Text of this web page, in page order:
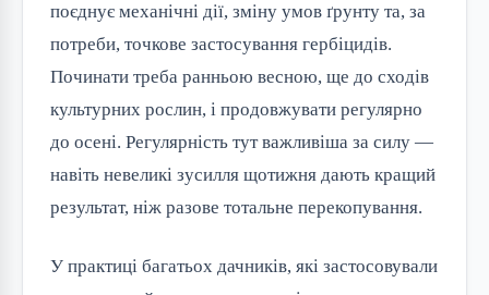
поєднує механічні дії, зміну умов ґрунту та, за
потреби, точкове застосування гербіцидів.
Починати треба ранньою весною, ще до сходів
культурних рослин, і продовжувати регулярно
до осені. Регулярність тут важливіша за силу —
навіть невеликі зусилля щотижня дають кращий
результат, ніж разове тотальне перекопування.
У практиці багатьох дачників, які застосовували